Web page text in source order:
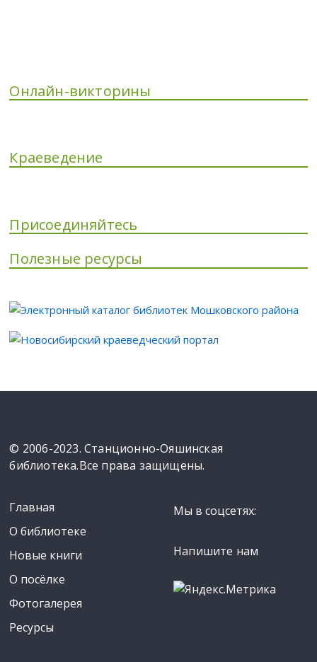
Онлайн-викторины
Краеведение
Присоединяйтесь
Полезные ресурсы
© 2006-2023. Станционно-Ояшинская
библиотека.Все права защищены.
Главная
О библиотеке
Новые книги
О посёлке
Фотогалерея
Ресурсы
Мы в соцсетях:
Напишите нам